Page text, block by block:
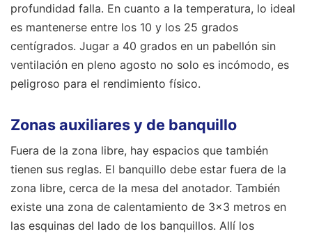
profundidad falla. En cuanto a la temperatura, lo ideal
es mantenerse entre los 10 y los 25 grados
centígrados. Jugar a 40 grados en un pabellón sin
ventilación en pleno agosto no solo es incómodo, es
peligroso para el rendimiento físico.
Zonas auxiliares y de banquillo
Fuera de la zona libre, hay espacios que también
tienen sus reglas. El banquillo debe estar fuera de la
zona libre, cerca de la mesa del anotador. También
existe una zona de calentamiento de 3x3 metros en
las esquinas del lado de los banquillos. Allí los